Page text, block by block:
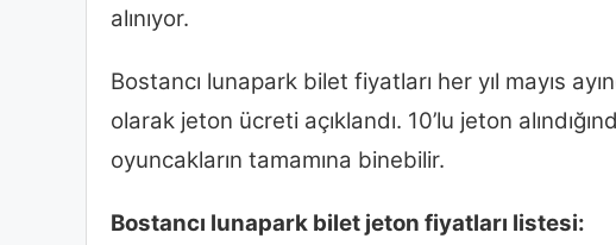
alınıyor.
Bostancı lunapark bilet fiyatları her yıl mayıs
olarak jeton ücreti açıklandı. 10’lu jeton
oyuncakların tamamına binebilir.
Bostancı lunapark bilet jeton fiyatları listesi: